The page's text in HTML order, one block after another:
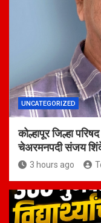
UNCATEGORIZED
कोल्हापूर जिल्हा
चेअरमनपदी संजय शिंदे
3 hours ago